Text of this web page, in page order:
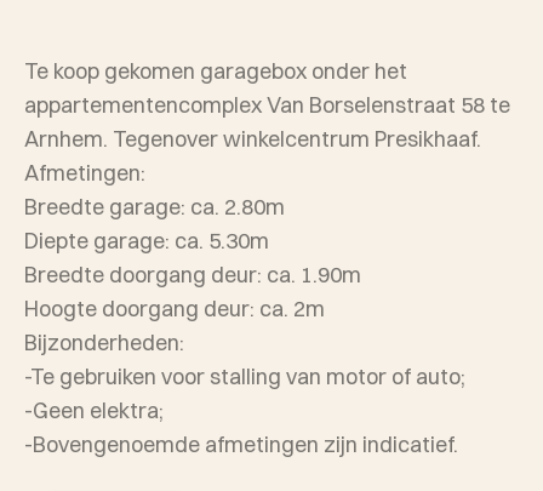
Te koop gekomen garagebox onder het
appartementencomplex Van Borselenstraat 58 te
Arnhem. Tegenover winkelcentrum Presikhaaf.
Afmetingen:
Breedte garage: ca. 2.80m
Diepte garage: ca. 5.30m
Breedte doorgang deur: ca. 1.90m
Hoogte doorgang deur: ca. 2m
Bijzonderheden:
-Te gebruiken voor stalling van motor of auto;
-Geen elektra;
-Bovengenoemde afmetingen zijn indicatief.